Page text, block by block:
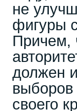
не
фигуры
Причем,
должен
выборов
своего